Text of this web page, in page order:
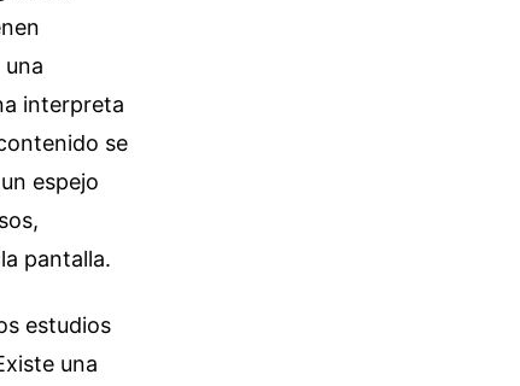
interpreta
se
espejo
pantalla.
estudios
una